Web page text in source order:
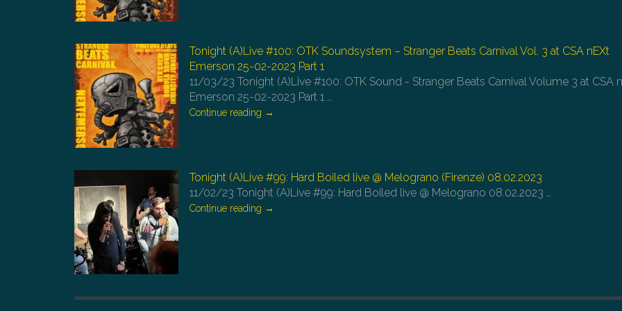
Tonight (A)Live #100: OTK Soundsystem – Stranger Beats Carnival Vol. 3 at CSA nEXt
Emerson 25-02-2023 Part 1
11/03/23 Tonight (A)Live #100: OTK Sound - Stranger Beats Carnival Volume 3 at CSA
Emerson 25-02-2023 Part 1 …
Continue reading →
Tonight (A)Live #99: Hard Boiled live @ Melograno (Firenze) 08.02.2023
11/02/23 Tonight (A)Live #99: Hard Boiled live @ Melograno 08.02.2023 …
Continue reading →